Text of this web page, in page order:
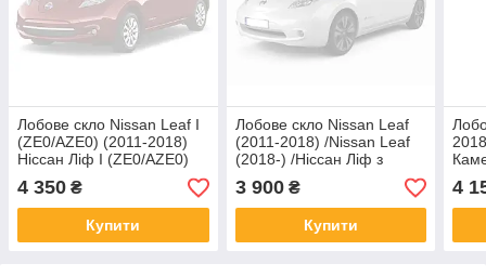
Лобове скло Nissan Leaf I
(ZE0/AZE0) (2011-2018)
Ніссан Ліф I (ZE0/AZE0)
4 350 ₴
Купити
Лобове скло Nissan Leaf
(2011-2018) /Nissan Leaf
(2018-) /Ніссан Ліф з
датчиком дощу
3 900₴
Купити
4